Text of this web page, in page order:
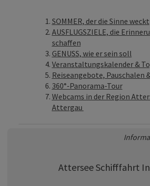
SOMMER, der die Sinne weckt
AUSFLUGSZIELE, die
schaffen
GENUSS, wie er sein soll
Veranstaltungskalender &
Reiseangebote, Pauschalen
360°-Panorama-Tour
Webcams in der Region
Attergau
Attersee Schifffahrt